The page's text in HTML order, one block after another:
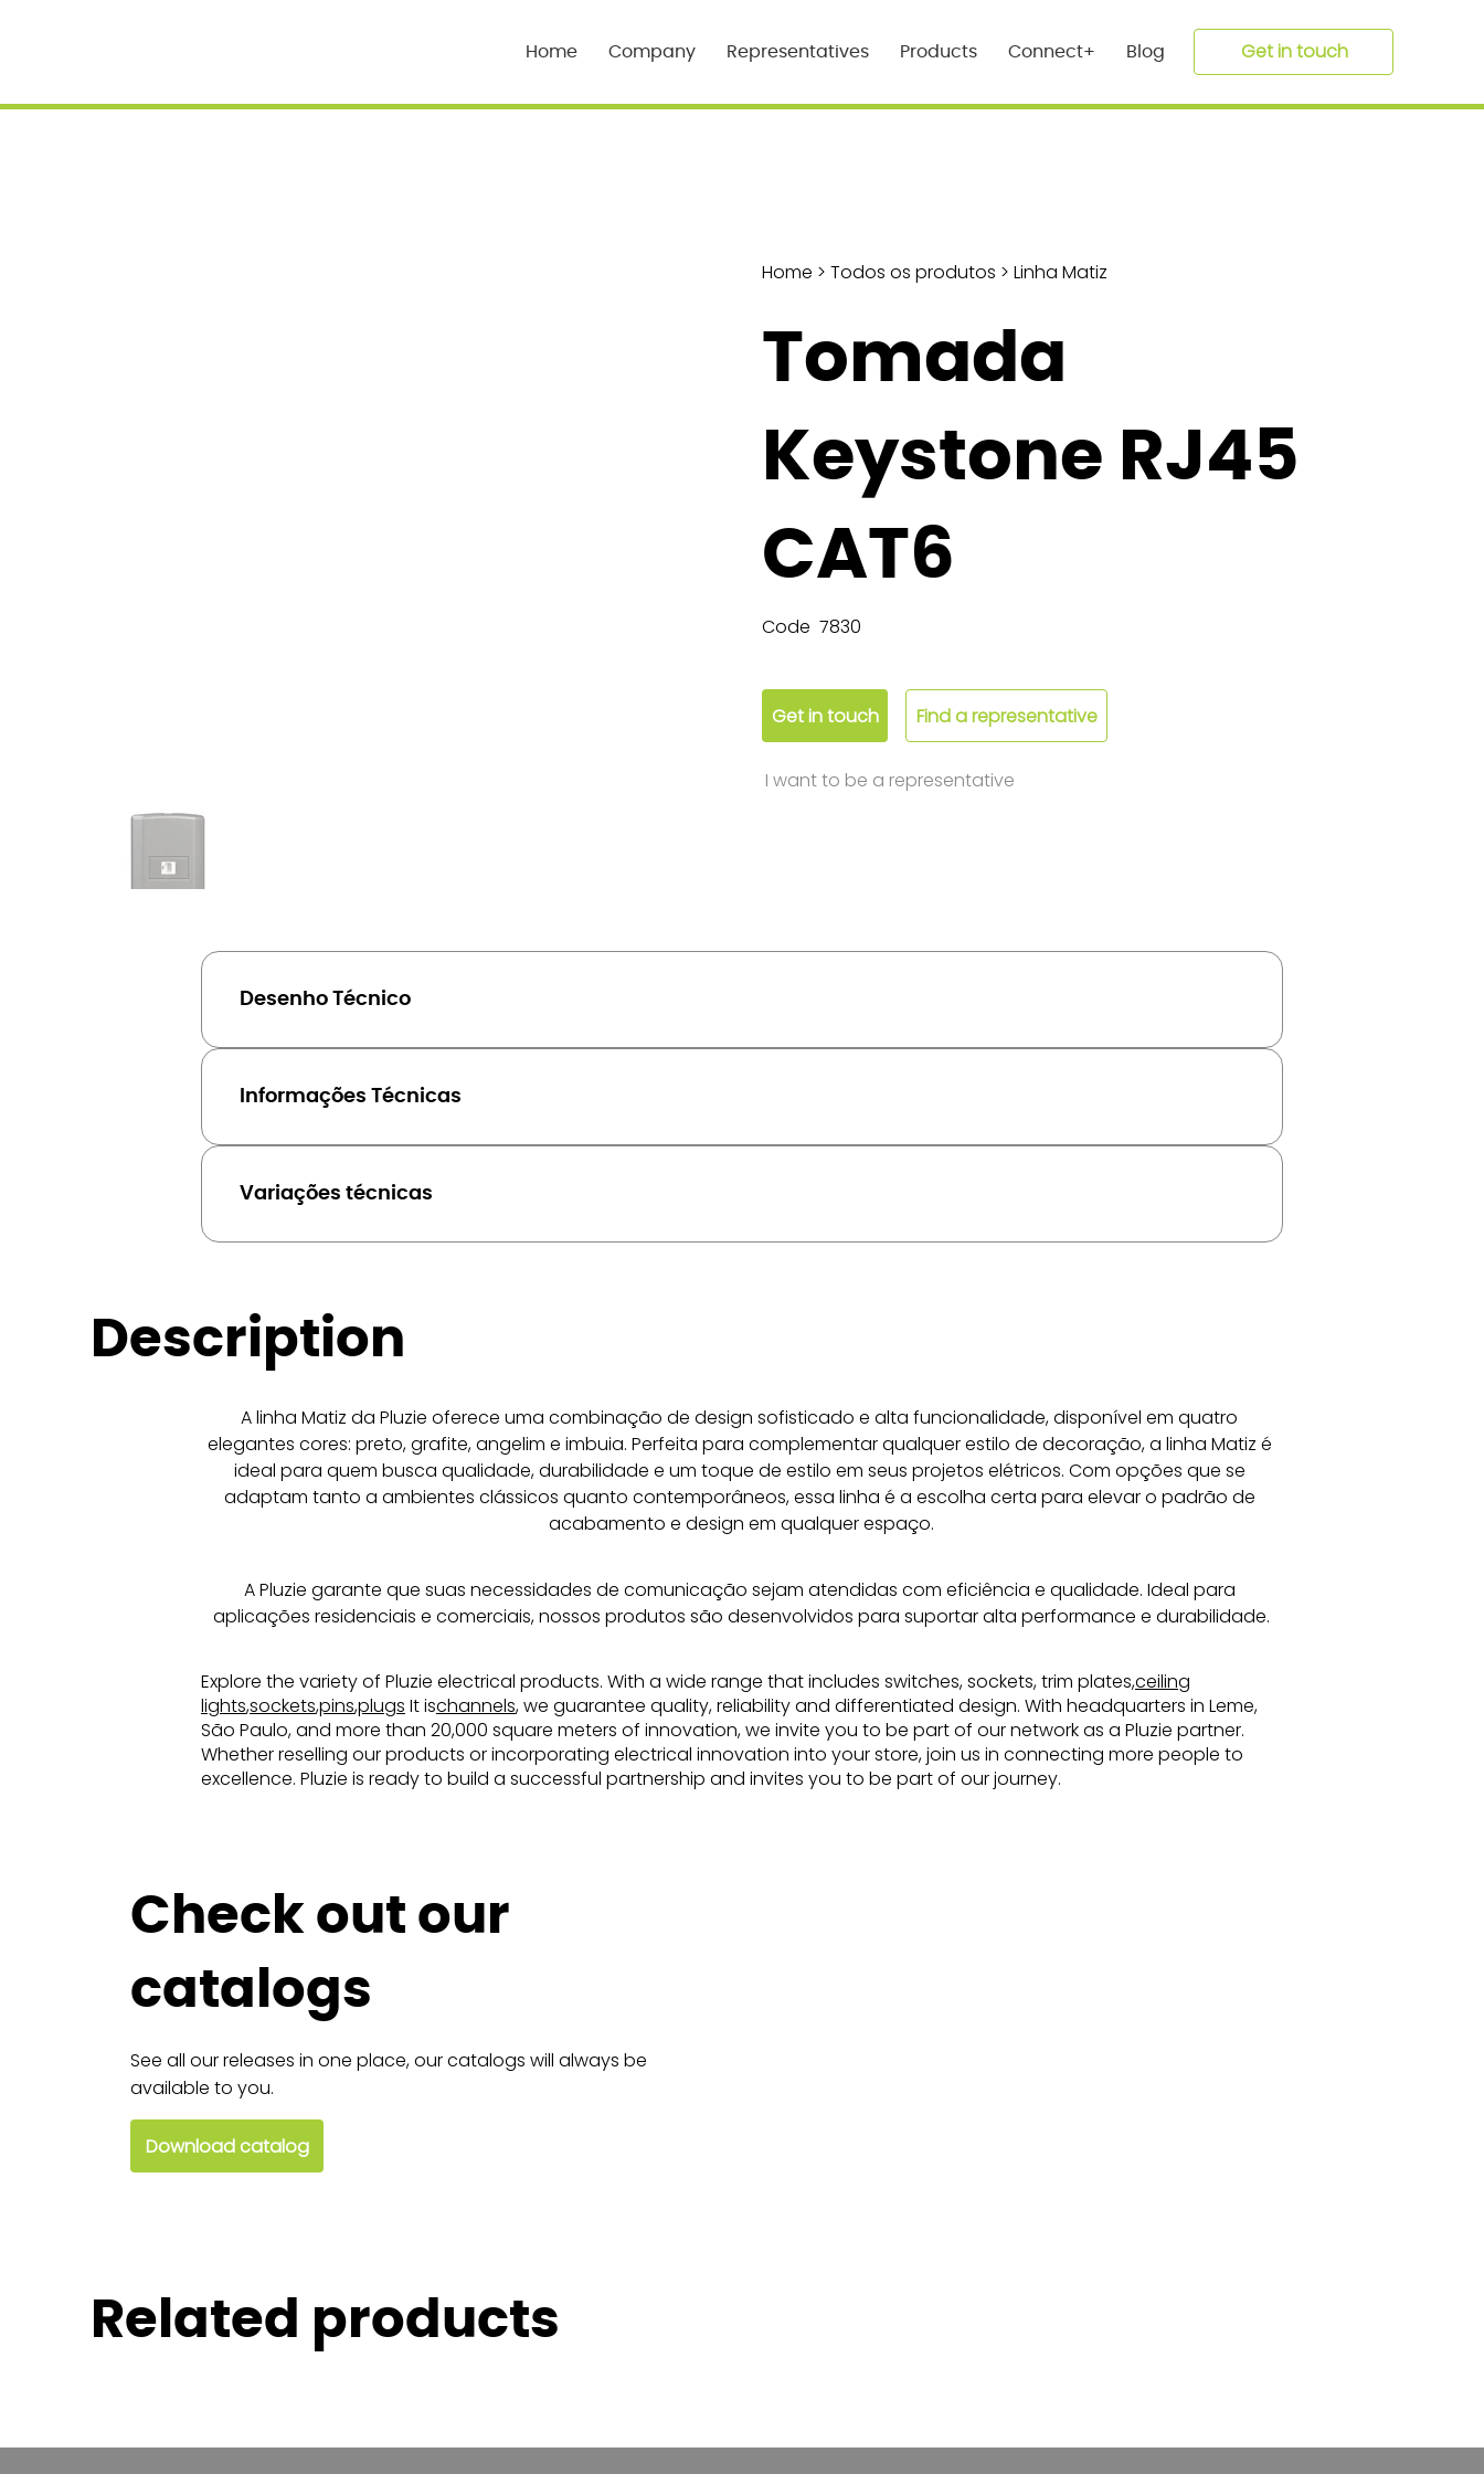
Home Company Representatives Products Connect+ Blog Get in touch
Home > Todos os produtos > Linha Matiz
Tomada
Keystone RJ45
CAT6
Code 7830
Get in touch Find a representative
I want to be a representative
Desenho Técnico
Informações Técnicas
Variações técnicas
Description
A linha Matiz da Pluzie oferece uma combinação de design sofisticado e alta funcionalidade, disponível em quatro
elegantes cores: preto, grafite, angelim e imbuia. Perfeita para complementar qualquer estilo de decoração, a linha Matiz é
ideal para quem busca qualidade, durabilidade e um toque de estilo em seus projetos elétricos. Com opções que se
adaptam tanto a ambientes clássicos quanto contemporâneos, essa linha é a escolha certa para elevar o padrão de
acabamento e design em qualquer espaço.
A Pluzie garante que suas necessidades de comunicação sejam atendidas com eficiência e qualidade. Ideal para
aplicações residenciais e comerciais, nossos produtos são desenvolvidos para suportar alta performance e durabilidade.
Explore the variety of Pluzie electrical products. With a wide range that includes switches, sockets, trim plates,ceiling
lights,sockets,pins,plugs It ischannels, we guarantee quality, reliability and differentiated design. With headquarters in Leme,
São Paulo, and more than 20,000 square meters of innovation, we invite you to be part of our network as a Pluzie partner.
Whether reselling our products or incorporating electrical innovation into your store, join us in connecting more people to
excellence. Pluzie is ready to build a successful partnership and invites you to be part of our journey.
Check out our
catalogs
See all our releases in one place, our catalogs will always be
available to you.
Download catalog
Related products